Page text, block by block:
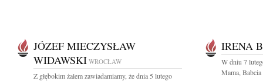
JÓZEF MIECZYSŁAW
WIDAWSKI WROCŁAW
Z głębokim żalem zawiadamiamy, że dnia 5 lutego
IRENA
W dniu 7
Mama,